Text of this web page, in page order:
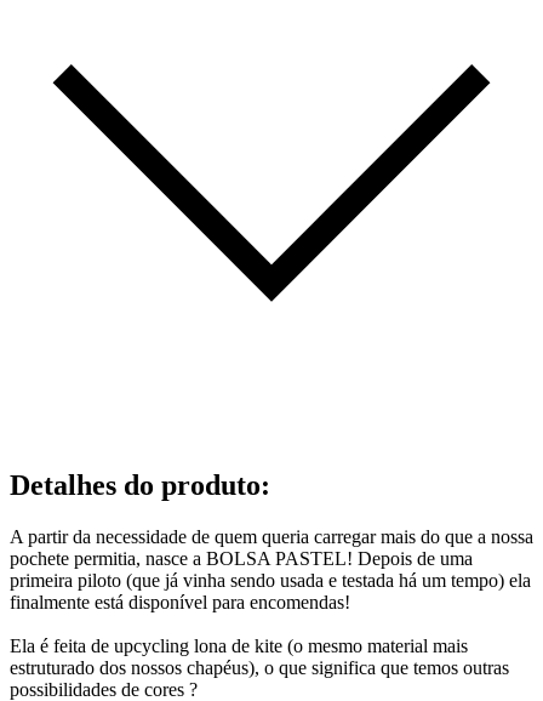
Detalhes do produto:
A partir da necessidade de quem queria carregar mais do que a nossa
pochete permitia, nasce a BOLSA PASTEL! Depois de uma
primeira piloto (que já vinha sendo usada e testada há um tempo) ela
finalmente está disponível para encomendas!
Ela é feita de upcycling lona de kite (o mesmo material mais
estruturado dos nossos chapéus), o que significa que temos outras
possibilidades de cores ?